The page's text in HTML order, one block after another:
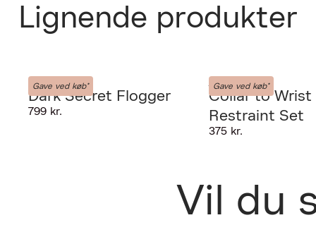
Lignende produkter
Gave ved køb*
LIEBE-SEELE
Dark Secret Flogger
799 kr.
Gave ved køb*
LIEBE-SEELE
Collar to Wrist
Restraint Set
375 kr.
Vil du30
PRODUKTET